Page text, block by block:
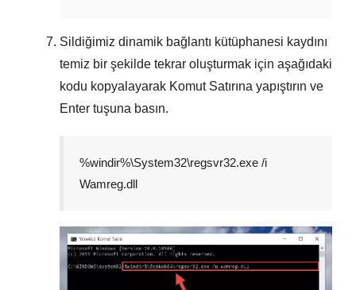
Sildiğimiz dinamik bağlantı kütüphanesi kaydını
temiz bir şekilde tekrar oluşturmak için aşağıdaki
kodu kopyalayarak Komut Satırına yapıştırın ve
Enter tuşuna basın.
%windir%\System32\regsvr32.exe /i
Wamreg.dll